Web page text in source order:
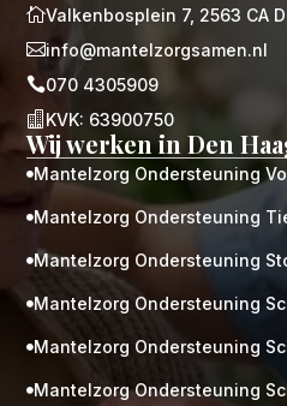
Valkenbosplein 7, 2563 CA
info@mantelzorgsamen.nl
070 4305909
 KVK: 63900750
Wij werken in Den
 Mantelzorg Ondersteuning
 Mantelzorg Ondersteuning
 Mantelzorg Ondersteuning
 Mantelzorg Ondersteuning
 Mantelzorg Ondersteuning
 Mantelzorg Ondersteuning